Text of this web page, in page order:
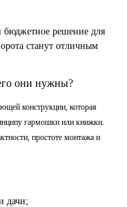
решение для
станут отличным
они нужны?
конструкции, которая
гармошки или книжки.
простоте монтажа и
дачи;